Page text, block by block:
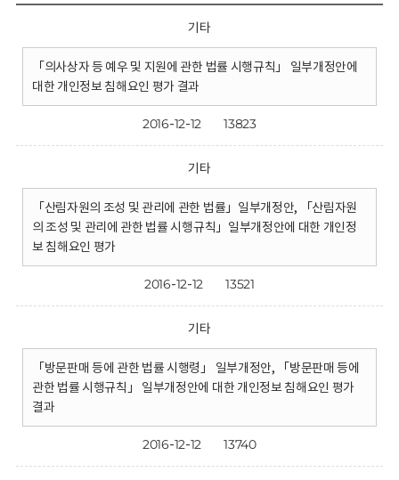
기타
「의사상자 등 예우 및 지원에 관한 법률 시행규칙」 일부개정안에
대한 개인정보 침해요인 평가 결과
2016-12-12 13823
기타
「산림자원의 조성 및 관리에 관한 법률」일부개정안, 「산림자원
의 조성 및 관리에 관한 법률 시행규칙」일부개정안에 대한 개인정
보 침해요인 평가
2016-12-12 13521
기타
「방문판매 등에 관한 법률 시행령」 일부개정안, 「방문판매 등에
관한 법률 시행규칙」 일부개정안에 대한 개인정보 침해요인 평가
결과
2016-12-12 13740